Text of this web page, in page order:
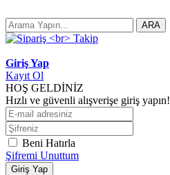
ARA
Giriş Yap
Kayıt Ol
HOŞ GELDİNİZ
Hızlı ve güvenli alışverişe giriş yapın!
Beni Hatırla
Şifremi Unuttum
Giriş Yap